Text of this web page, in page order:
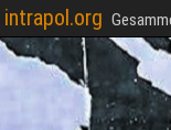
intrapol.org